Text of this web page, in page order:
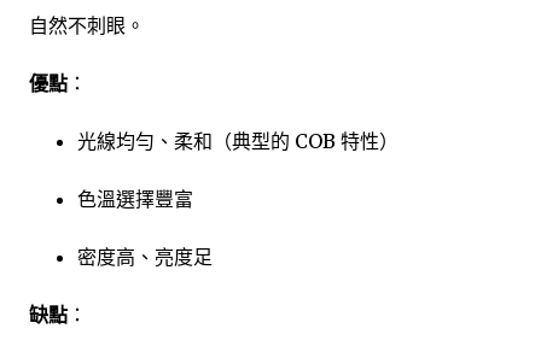
自然不刺眼。
優點 ：
光線均勻、柔和（典型的 COB 特性）
色溫選擇豐富
密度高、亮度足
缺點 ：